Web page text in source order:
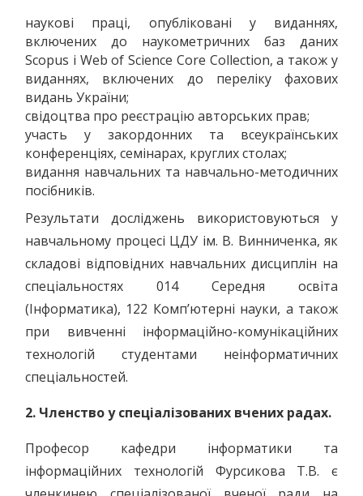
наукові праці, опубліковані у виданнях,
включених до наукометричних баз даних
Scopus і Web of Science Core Collection, а також у
виданнях, включених до переліку фахових
видань України;
свідоцтва про реєстрацію авторських прав;
участь у закордонних та всеукраїнських
конференціях, семінарах, круглих столах;
видання навчальних та навчально-методичних
посібників.
Результати досліджень використовуються у
навчальному процесі ЦДУ ім. В. Винниченка, як
складові відповідних навчальних дисциплін на
спеціальностях 014 Середня освіта
(Інформатика), 122 Комп’ютерні науки, а також
при вивченні інформаційно-комунікаційних
технологій студентами неінформатичних
спеціальностей.
2. Членство у спеціалізованих вчених радах.
Професор кафедри інформатики та
інформаційних технологій Фурсикова Т.В. є